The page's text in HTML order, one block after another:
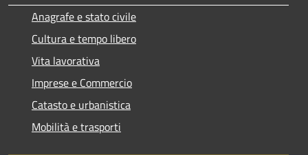
Anagrafe e stato civile
Cultura e tempo libero
Vita lavorativa
Imprese e Commercio
Catasto e urbanistica
Mobilità e trasporti